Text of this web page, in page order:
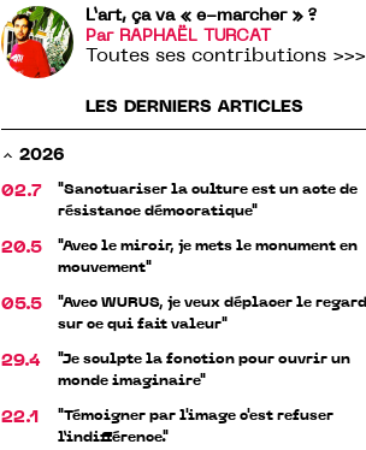
L’art, ça va « e-marcher » ?
Par RAPHAËL TURCAT
Toutes ses contributions >>>
LES DERNIERS ARTICLES
2026
02.7
"Sanctuariser la culture est un acte de
résistance démocratique"
20.5
"Avec le miroir, je mets le monument en
mouvement"
05.5
"Avec WURUS, je veux déplacer le regard
sur ce qui fait valeur"
29.4
"Je sculpte la fonction pour ouvrir un
monde imaginaire"
22.1
"Témoigner par l'image c'est refuser
l’indifférence."